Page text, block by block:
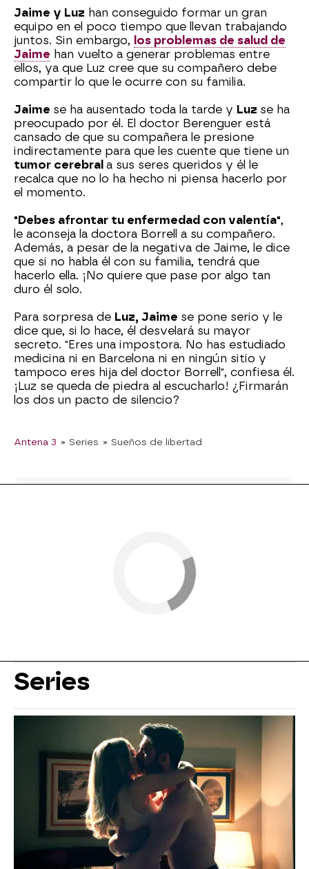
Jaime y Luz han conseguido formar un gran
equipo en el poco tiempo que llevan trabajando
juntos. Sin embargo, los problemas de salud de
Jaime han vuelto a generar problemas entre
ellos, ya que Luz cree que su compañero debe
compartir lo que le ocurre con su familia.
Jaime se ha ausentado toda la tarde y Luz se ha
preocupado por él. El doctor Berenguer está
cansado de que su compañera le presione
indirectamente para que les cuente que tiene un
tumor cerebral a sus seres queridos y él le
recalca que no lo ha hecho ni piensa hacerlo por
el momento.
"Debes afrontar tu enfermedad con valentía",
le aconseja la doctora Borrell a su compañero.
Además, a pesar de la negativa de Jaime, le dice
que si no habla él con su familia, tendrá que
hacerlo ella. ¡No quiere que pase por algo tan
duro él solo.
Para sorpresa de Luz, Jaime se pone serio y le
dice que, si lo hace, él desvelará su mayor
secreto. "Eres una impostora. No has estudiado
medicina ni en Barcelona ni en ningún sitio y
tampoco eres hija del doctor Borrell", confiesa él.
¡Luz se queda de piedra al escucharlo! ¿Firmarán
los dos un pacto de silencio?
Antena 3 » Series » Sueños de libertad
Series